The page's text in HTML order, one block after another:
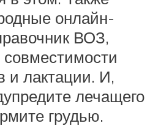
онлайн-
ВОЗ,
и лактации. И,
лечащего
грудью.